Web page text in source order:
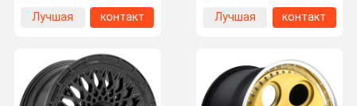
Лучшая
контакт
Лучшая
контакт